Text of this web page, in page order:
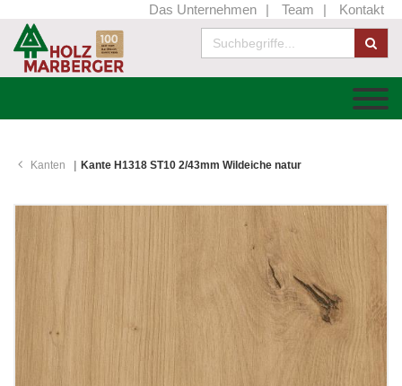
Das Unternehmen Team Kontakt
Kanten Kante H1318 ST10 2/43mm Wildeiche natur